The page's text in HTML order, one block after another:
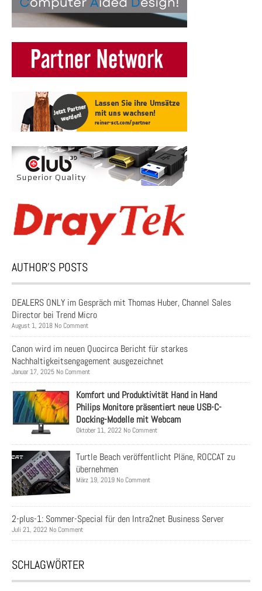
AUTHOR’S POSTS
DEALERS ONLY im Gespräch mit Thomas Huber, Channel Sales
Director bei Trend Micro
August 1, 2018 No Comment
Canon wird im neuen Quocirca Bericht für starkes
Nachhaltigkeitsengagement ausgezeichnet
Januar 17, 2025 No Comment
Komfort und Produktivität Hand in Hand
Philips Monitore präsentiert neue USB-C-
Docking-Modelle mit Webcam
Oktober 11, 2022 No Comment
Turtle Beach veröffentlicht Pläne, ROCCAT zu
übernehmen
März 19, 2019 No Comment
2-plus-1: Sommer-Special für den Intra2net Business Server
Juli 21, 2022 No Comment
SCHLAGWÖRTER